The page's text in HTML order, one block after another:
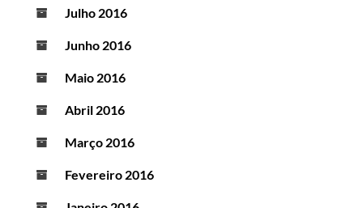
Julho 2016
Junho 2016
Maio 2016
Abril 2016
Março 2016
Fevereiro 2016